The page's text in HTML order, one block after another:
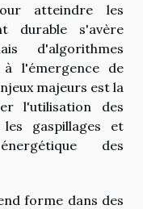
atteindre les
durable s'avère
d'algorithmes
l'émergence de
majeurs est la
l'utilisation des
gaspillages et
des
forme dans des